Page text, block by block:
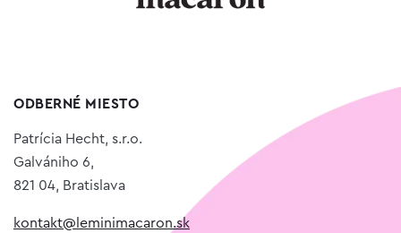
ODBERNÉ MIESTO
Patrícia Hecht, s.r.o.
Galvániho 6,
821 04, Bratislava
kontakt@leminimacaron.sk